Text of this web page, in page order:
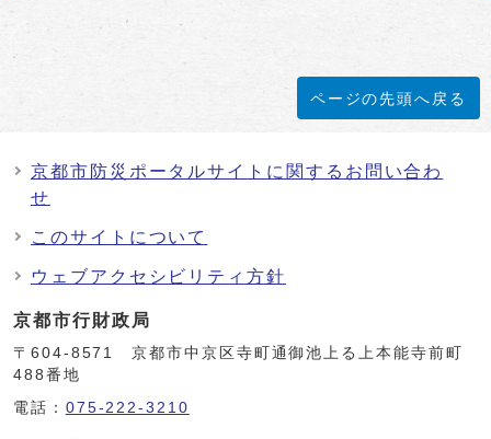
ページの先頭へ戻る
京都市防災ポータルサイトに関するお問い合わ
せ
このサイトについて
ウェブアクセシビリティ方針
京都市行財政局
〒604-8571 京都市中京区寺町通御池上る上本能寺前町
488番地
電話： 075-222-3210